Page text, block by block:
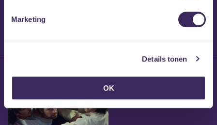
Marketing
Details tonen
OK
Brennt Vanneste
Willem’s Blog: Ão